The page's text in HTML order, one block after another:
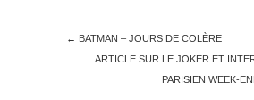
← BATMAN – JOURS DE COLÈRE
ARTICLE SUR LE JOKER ET
PARISIEN WEEK-